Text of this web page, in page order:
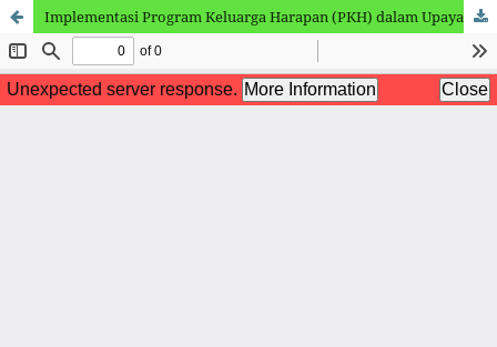
Implementasi Program Keluarga Harapan (PKH) dalam Upaya Meningkatkan Kesejahteraan Sosial Ekonomi Keluarga Miskin di Kelurahan Pekan Binjai Kecamatan Binjai Kota Binjai (Studi Kasus pada Dinas Sosial Kota Binjai dan Kantor Kelurahan Pekan Binjai)